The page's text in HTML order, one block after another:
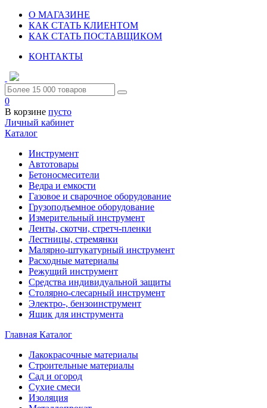
О МАГАЗИНЕ
КАК СТАТЬ КЛИЕНТОМ
КАК СТАТЬ ПОСТАВЩИКОМ
КОНТАКТЫ
0
В корзине пусто
Личный кабинет
Каталог
Инструмент
Автотовары
Бетоносмесители
Ведра и емкости
Газовое и сварочное оборудование
Грузоподъемное оборудование
Измерительный инструмент
Ленты, скотчи, стретч-пленки
Лестницы, стремянки
Малярно-штукатурный инструмент
Расходные материалы
Режущий инструмент
Средства индивидуальной защиты
Столярно-слесарный инструмент
Электро-, бензоинструмент
Ящик для инструмента
Главная Каталог
Лакокрасочные материалы
Строительные материалы
Сад и огород
Сухие смеси
Изоляция